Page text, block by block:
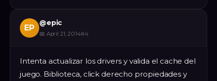
EP
@epic
📅 April 21, 2014#4
Intenta actualizar los drivers y valida el cache del
juego. Biblioteca, click derecho propiedades y